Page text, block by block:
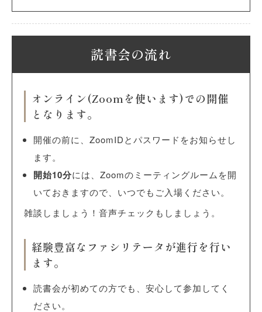
読書会の流れ
オンライン(Zoomを使います)での開催
となります。
開催の前に、ZoomIDとパスワードをお知らせし
ます。
開始10分には、Zoomのミーティングルームを開
いておきますので、いつでもご入場ください。
雑談しましょう！音声チェックもしましょう。
経験豊富なファシリテータが進行を行い
ます。
読書会が初めての方でも、安心して参加してく
ださい。